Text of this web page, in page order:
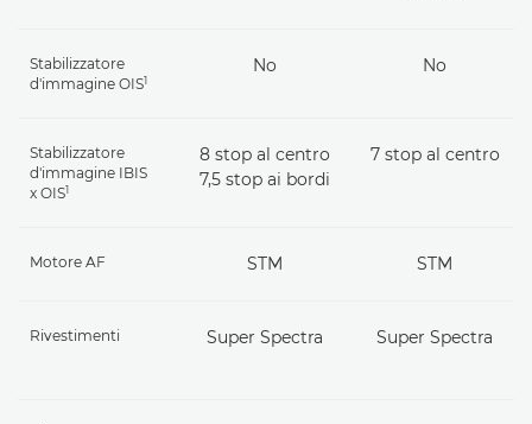
Stabilizzatore
d'immagine OIS1
No No
Stabilizzatore
d'immagine IBIS
x OIS1
8 stop al centro
7,5 stop ai bordi
7 stop al centro
Motore AF STM STM
Rivestimenti Super Spectra Super Spectra